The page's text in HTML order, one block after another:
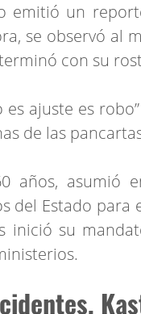
emitió un
se observó al
con su
es ajuste es
de las
años, asumió
del Estado
inició su